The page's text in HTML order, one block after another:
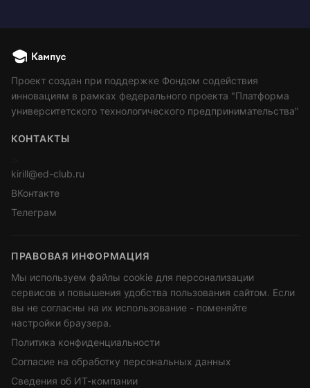
Проект создан при поддержке Фондом содействия
инновациям в рамках федерального проекта "Платформа
университетского технологического предпринимательства"
КОНТАКТЫ
>
kirill@ed-club.ru
ВКонтакте
Телеграм
ПРАВОВАЯ ИНФОРМАЦИЯ
Мы используем файлы cookie для персонализации
сервисов и повышения удобства пользования сайтом. Если
вы не согласны на их использование - поменяйте
настройки браузера.
Политика конфиденциальности
Согласие на обработку персональных данных
Сведения об ИТ-компании